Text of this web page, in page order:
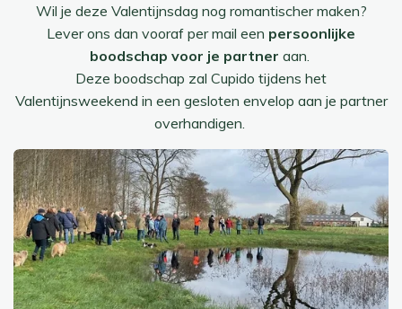
Wil je deze Valentijnsdag nog romantischer maken?
Lever ons dan vooraf per mail een persoonlijke
boodschap voor je partner aan.
Deze boodschap zal Cupido tijdens het
Valentijnsweekend in een gesloten envelop aan je partner
overhandigen.